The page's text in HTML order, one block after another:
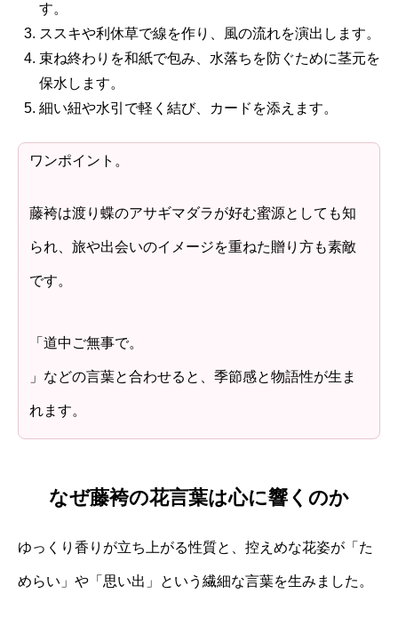
す。
ススキや利休草で線を作り、風の流れを演出します。
束ね終わりを和紙で包み、水落ちを防ぐために茎元を
保水します。
細い紐や水引で軽く結び、カードを添えます。
ワンポイント。
藤袴は渡り蝶のアサギマダラが好む蜜源としても知
られ、旅や出会いのイメージを重ねた贈り方も素敵
です。
「道中ご無事で。
」などの言葉と合わせると、季節感と物語性が生ま
れます。
なぜ藤袴の花言葉は心に響くのか
ゆっくり香りが立ち上がる性質と、控えめな花姿が「た
めらい」や「思い出」という繊細な言葉を生みました。